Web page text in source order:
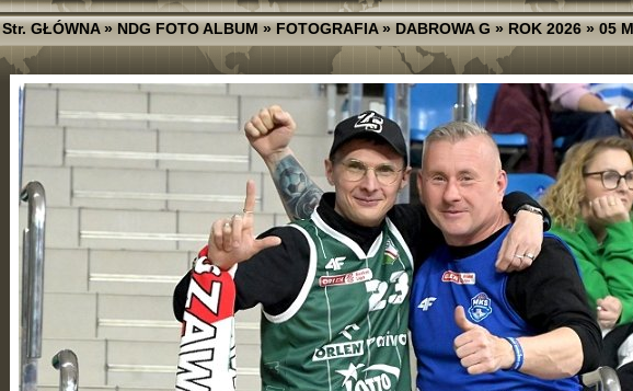
Str. GŁÓWNA»NDG FOTO ALBUM»FOTOGRAFIA»DABROWA G»ROK 2026»05